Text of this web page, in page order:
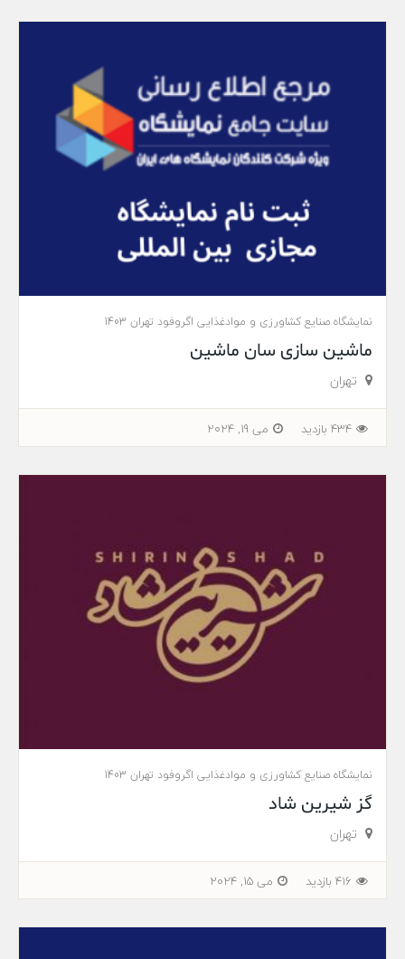
نمایشگاه صنایع کشاورزی و موادغذایی اگروفود تهران 1403
ماشین سازی سان ماشین
تهران
434 بازدید می 19, 2024
نمایشگاه صنایع کشاورزی و موادغذایی اگروفود تهران 1403
گز شیرین شاد
تهران
416 بازدید می 15, 2024